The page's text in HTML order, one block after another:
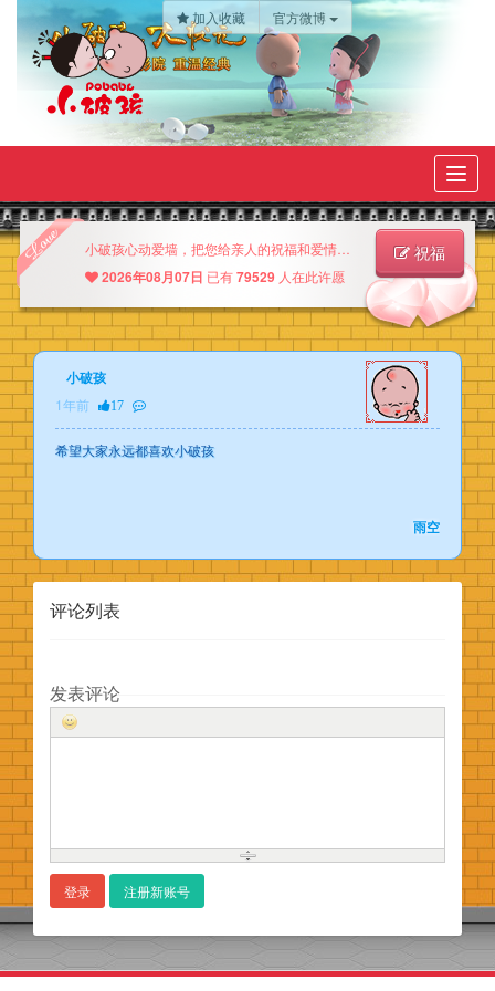
加入收藏 官方微博
小破孩心动爱墙，把您给亲人的祝福和爱情的许愿尽情的写在上面吧！
2026年08月07日 已有79529 人在此许愿
祝福
小破孩
1年前 17
希望大家永远都喜欢小破孩
雨空
评论列表
发表评论
登录 注册新账号